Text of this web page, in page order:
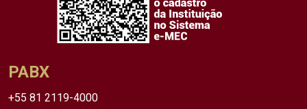
PABX
+55 81 2119-4000